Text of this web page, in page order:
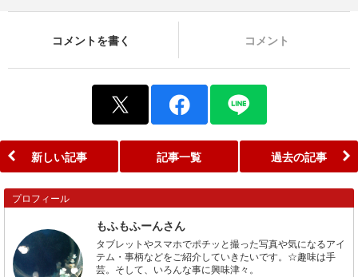
コメントを書く コメント
新しい記事 記事一覧 過去の記事
プロフィール
もふもふーんさん
タブレットやスマホでポチッと撮った写真や気になるアイ
テム・事柄などをご紹介していきたいです。☆趣味は手
芸。そして、いろんな事に興味津々。